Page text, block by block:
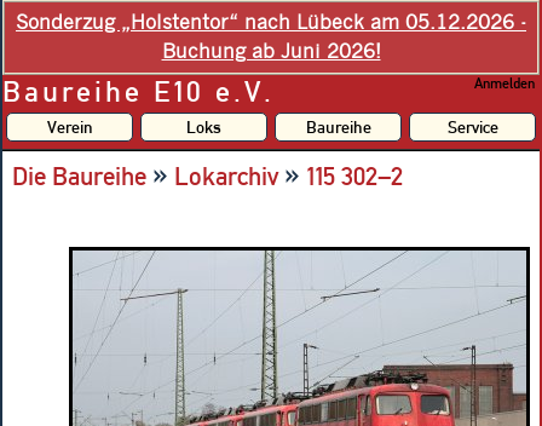
Sonderzug „Holstentor“ nach Lübeck am 05.12.2026 -
Buchung ab Juni 2026!
Baureihe E10 e.V. Anmelden
Verein Loks Baureihe Service
Die Baureihe » Lokarchiv» 115 302–2